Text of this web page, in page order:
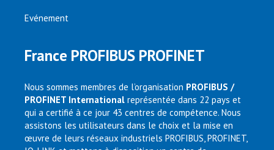
Evénement
France PROFIBUS PROFINET
Nous sommes membres de l’organisation PROFIBUS /
PROFINET International représentée dans 22 pays et
qui a certifié à ce jour 43 centres de compétence. Nous
assistons les utilisateurs dans le choix et la mise en
œuvre de leurs réseaux industriels PROFIBUS, PROFINET,